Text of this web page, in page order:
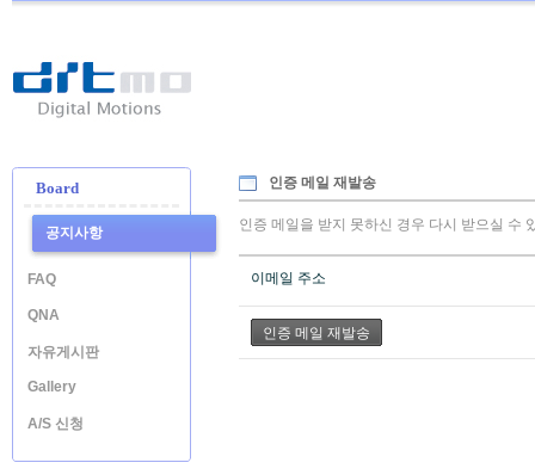
-
Digital
Board
공지사항
FAQ
QNA
자유게시판
Gallery
A/S 신청
인증 메일 재발송
인증 메일을 받지 못하신 경우 다시 받으실 수
이메일 주소